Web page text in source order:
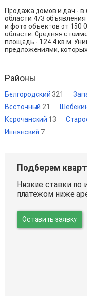
Продажа домов и дач - в
области 473
и фото объектов от 150
области. Средняя
площадь - 124.4 кв.м.
предложениями,
Районы
Белгородский 321
Восточный 21
Корочанский 13
Ивнянский 7
Подберем
Низкие ставки по
платежом ниже
Оставить заявку